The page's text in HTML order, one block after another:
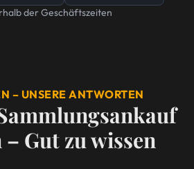
der Geschäftszeiten
– UNSERE ANTWORTEN
Gut zu wissen